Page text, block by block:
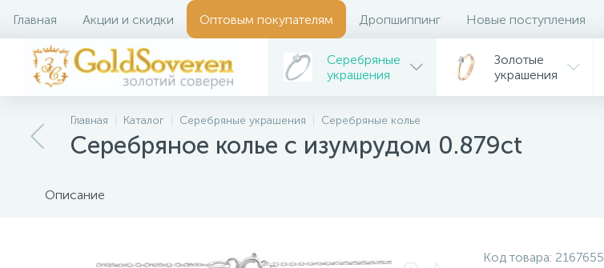
Главная Акции и скидки Оптовым покупателям Дропшиппинг Новые поступления
Серебряные
украшения
Золотые
украшения
Главная Каталог Серебряные украшения Серебряные колье
Серебряное колье с изумрудом 0.879ct
Описание
Код товара: 2167655